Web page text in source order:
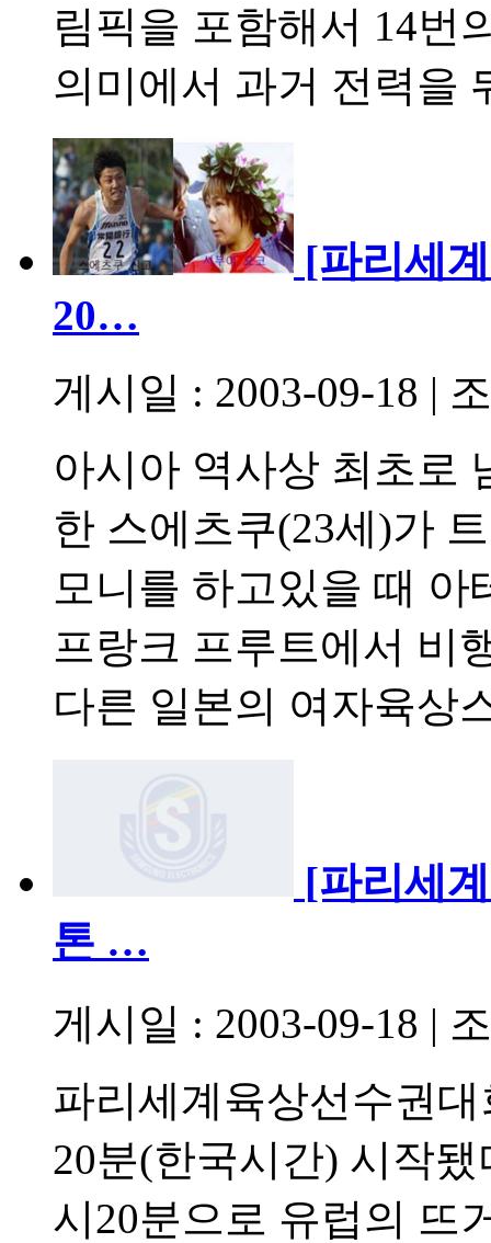
림픽을 포함해서 14번
의미에서 과거 전력을
[파리세
20…
게시일 : 2003-09-18 |
아시아 역사상 최초로
한 스에츠쿠(23세)가
모니를 하고있을 때 아
프랑크 프루트에서 비
다른 일본의 여자육상
[파리세
톤 …
게시일 : 2003-09-18 |
파리세계육상선수권
20분(한국시간) 시작
시20분으로 유럽의 뜨